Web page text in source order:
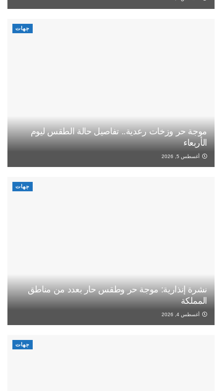
جهات
موجة حر وزخات رعدية.. تفاصيل حالة الطقس ليوم
الأربعاء
أغسطس 5, 2026
جهات
نشرة إنذارية: موجة حر وطقس حار بعدد من مناطق
المملكة
أغسطس 4, 2026
جهات